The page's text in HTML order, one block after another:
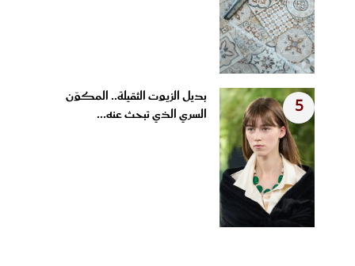
5
بديل الزيوت الثقيلة.. المكوّن
السري الذي تبحث عنه...